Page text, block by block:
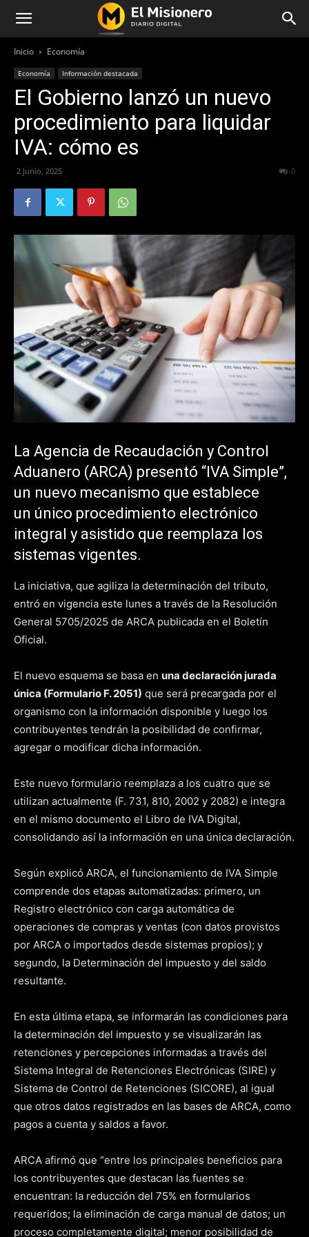
Inicio Economía
Economía Información destacada
El Gobierno lanzó un nuevo
procedimiento para liquidar
IVA: cómo es
2 junio, 2025 0
La Agencia de Recaudación y Control
Aduanero (ARCA) presentó “IVA Simple”,
un nuevo mecanismo que establece
un único procedimiento electrónico
integral y asistido que reemplaza los
sistemas vigentes.
La iniciativa, que agiliza la determinación del tributo,
entró en vigencia este lunes a través de la Resolución
General 5705/2025 de ARCA publicada en el Boletín
Oficial.
El nuevo esquema se basa en una declaración jurada
única (Formulario F. 2051) que será precargada por el
organismo con la información disponible y luego los
contribuyentes tendrán la posibilidad de confirmar,
agregar o modificar dicha información.
Este nuevo formulario reemplaza a los cuatro que se
utilizan actualmente (F. 731, 810, 2002 y 2082) e integra
en el mismo documento el Libro de IVA Digital,
consolidando así la información en una única declaración.
Según explicó ARCA, el funcionamiento de IVA Simple
comprende dos etapas automatizadas: primero, un
Registro electrónico con carga automática de
operaciones de compras y ventas (con datos provistos
por ARCA o importados desde sistemas propios); y
segundo, la Determinación del impuesto y del saldo
resultante.
En esta última etapa, se informarán las condiciones para
la determinación del impuesto y se visualizarán las
retenciones y percepciones informadas a través del
Sistema Integral de Retenciones Electrónicas (SIRE) y
Sistema de Control de Retenciones (SICORE), al igual
que otros datos registrados en las bases de ARCA, como
pagos a cuenta y saldos a favor.
ARCA afirmó que “entre los principales beneficios para
los contribuyentes que destacan las fuentes se
encuentran: la reducción del 75% en formularios
requeridos; la eliminación de carga manual de datos; un
proceso completamente digital; menor posibilidad de